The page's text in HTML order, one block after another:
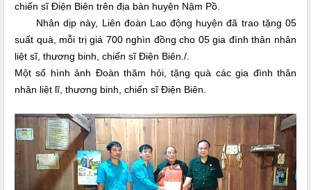
chiến sĩ Điện Biên trên địa bàn huyện Nậm Pồ.
Nhân dịp này, Liên đoàn Lao động huyện đã trao tặng 05
suất quà, mỗi trị giá 700 nghìn đồng cho 05 gia đình thân nhân
liệt sĩ, thương binh, chiến sĩ Điện Biên./.
Một số hình ảnh Đoàn thăm hỏi, tặng quà các gia đình thân
nhân liệt lĩ, thương binh, chiến sĩ Điện Biên.